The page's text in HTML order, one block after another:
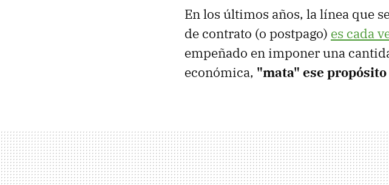
En los últimos años, la línea que
de contrato (o postpago) es cada
empeñado en imponer una
económica, "mata" ese propósito